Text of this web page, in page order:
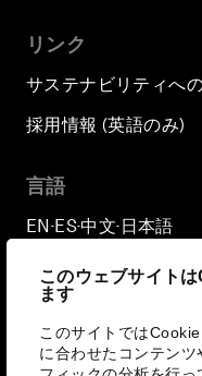
このウェブサイト
ます
このサイトでは
に合わせたコンテンツ
リンク
サステナビリティへ
採用情報 (英語のみ)
言語
EN ▪ ES▪中文▪ 日本語